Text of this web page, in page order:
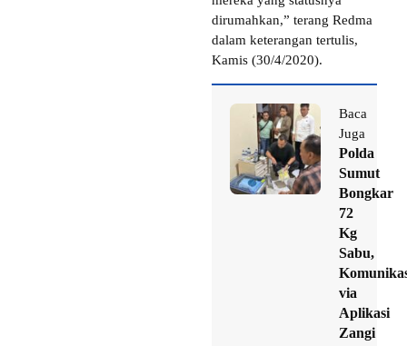
dirumahkan,” terang Redma
dalam keterangan tertulis,
Kamis (30/4/2020).
Baca
Juga
Polda
Sumut
Bongkar
72
Kg
Sabu,
via
Aplikasi
Zangi